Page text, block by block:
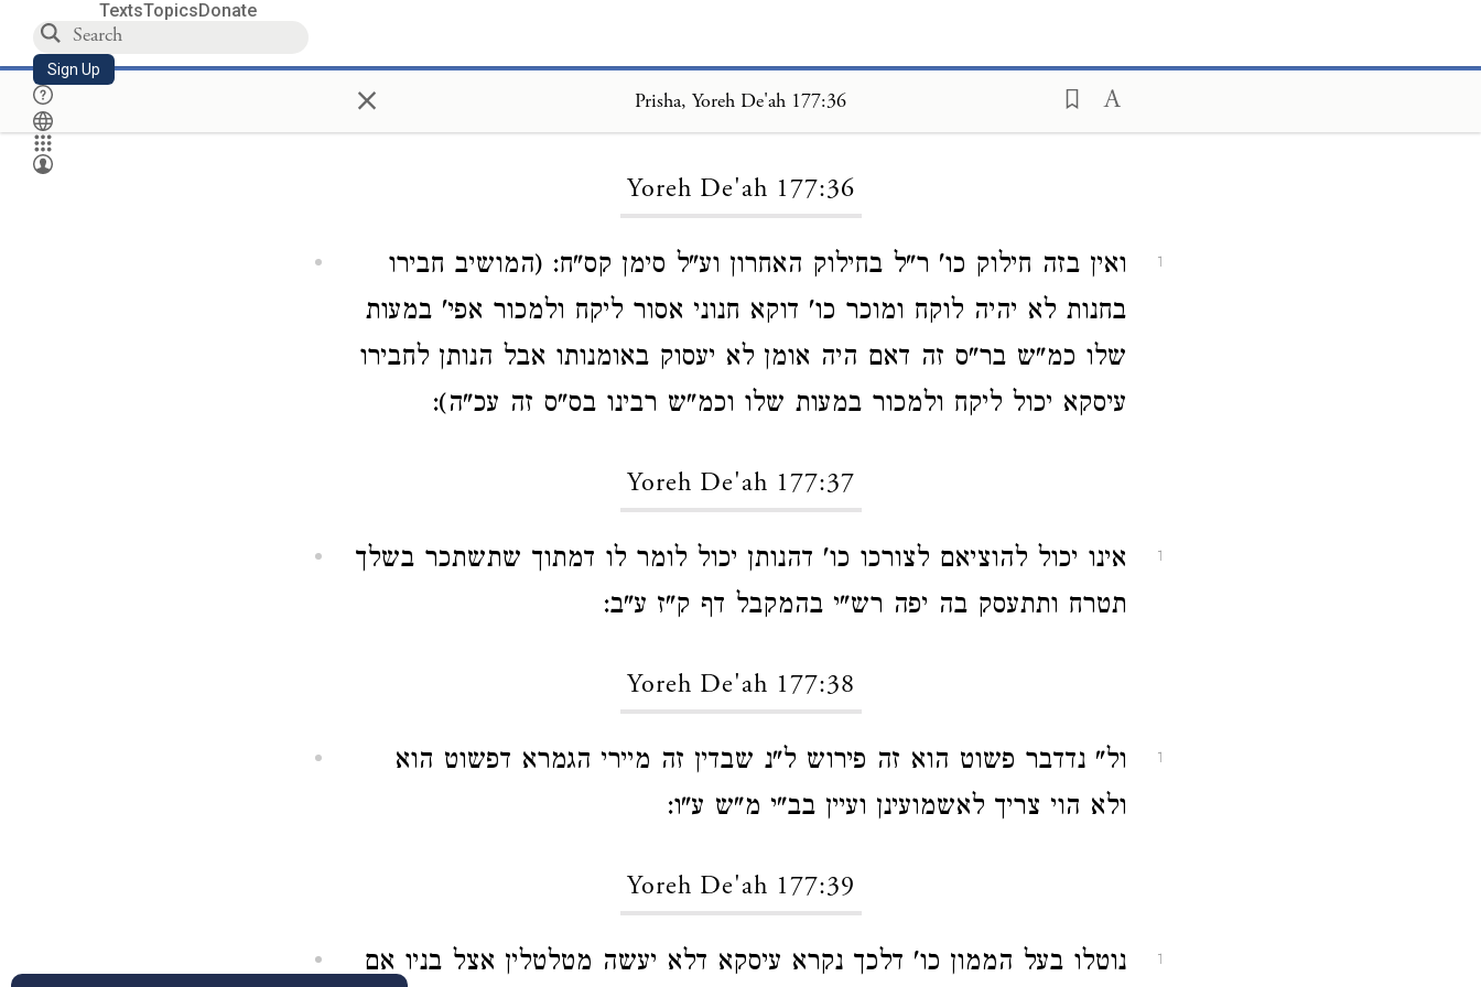
TextsTopicsDonate
Sign Up × Prisha, Yoreh De'ah 177:36
Yoreh De'ah 177:36
1
ואין בזה חילוק כו' ר"ל בחילוק האחרון וע"ל סימן קס"ח: (המושיב חבירו
בחנות לא יהיה לוקח ומוכר כו' דוקא חנוני אסור ליקח ולמכור אפי' במעות
שלו כמ"ש בר"ס זה דאם היה אומן לא יעסוק באומנותו אבל הנותן לחבירו
עיסקא יכול ליקח ולמכור במעות שלו וכמ"ש רבינו בס"ס זה עכ"ה):
Yoreh De'ah 177:37
1
אינו יכול להוציאם לצורכו כו' דהנותן יכול לומר לו דמתוך שתשתכר בשלך
תטרח ותתעסק בה יפה רש"י בהמקבל דף ק"ז ע"ב:
Yoreh De'ah 177:38
1
ול" נדדבר פשוט הוא זה פירוש ל"נ שבדין זה מיירי הגמרא דפשוט הוא
ולא הוי צריך לאשמועינן ועיין בב"י מ"ש ע"ו:
Yoreh De'ah 177:39
1 נוטלו בעל הממון כו' דלכך נקרא עיסקא דלא יעשה מטלטלין אצל בניו אם